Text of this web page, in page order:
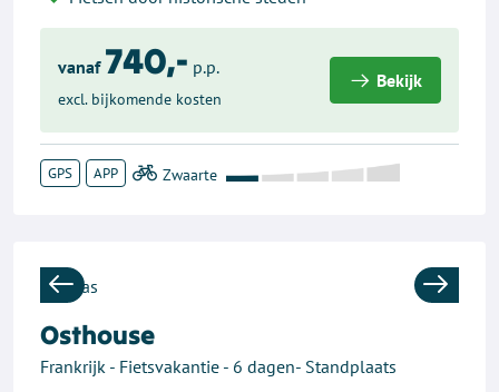
vanaf 740,- p.p.
excl. bijkomende kosten
Bekijk
GPS APP
Previous Next
Osthouse
Frankrijk - Fietsvakantie - 6 dagen- Standplaats